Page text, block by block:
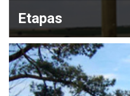
Etapas